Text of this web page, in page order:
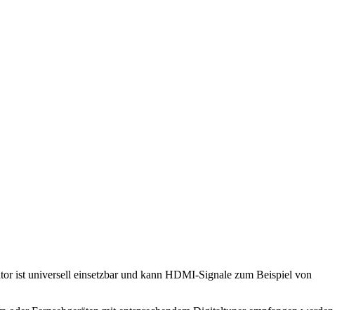
ist universell einsetzbar und kann HDMI-Signale zum Beispiel von